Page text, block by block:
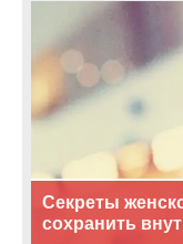
Секреты
сохранить